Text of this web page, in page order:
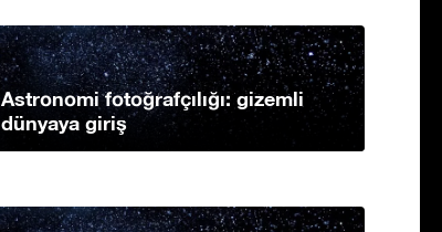
Astronomi fotoğrafçılığı: gizemli
dünyaya giriş